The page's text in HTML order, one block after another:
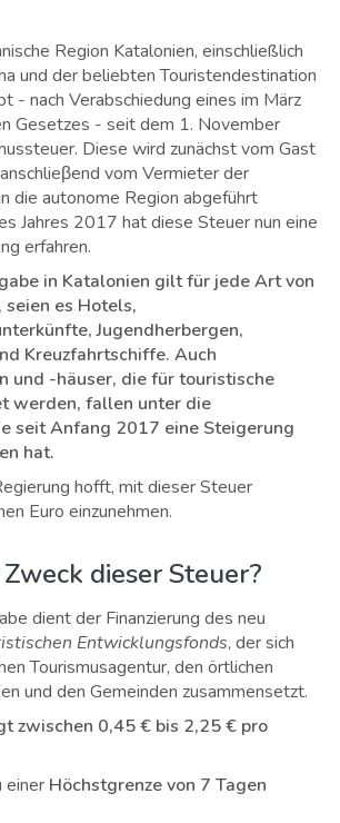
Region Katalonien, einschließlich
und der beliebten Touristendestination
- nach Verabschiedung eines im März
Gesetzes - seit dem 1. November
Diese wird zunächst vom Gast
vom Vermieter der
die autonome Region abgeführt
Jahres 2017 hat diese Steuer nun eine
erfahren.
in Katalonien gilt für jede Art von
es Hotels,
Jugendherbergen,
Kreuzfahrtschiffe. Auch
und -häuser, die für touristische
werden, fallen unter die
seit Anfang 2017 eine Steigerung
hat.
hofft, mit dieser Steuer
Euro einzunehmen.
dieser Steuer?
dient der Finanzierung des neu
Entwicklungsfonds, der sich
Tourismusagentur, den örtlichen
und den Gemeinden zusammensetzt.
zwischen 0,45 € bis 2,25 € pro
einer Höchstgrenze von 7 Tagen